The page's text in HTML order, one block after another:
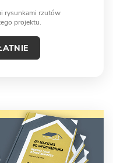
rysunkami rzutów
projektu.